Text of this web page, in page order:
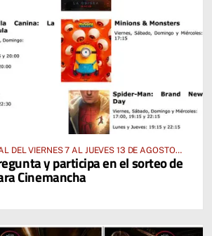
DEL VIERNES 7 AL JUEVES 13 DE AGOSTO
y participa en el sorteo de
Cinemancha